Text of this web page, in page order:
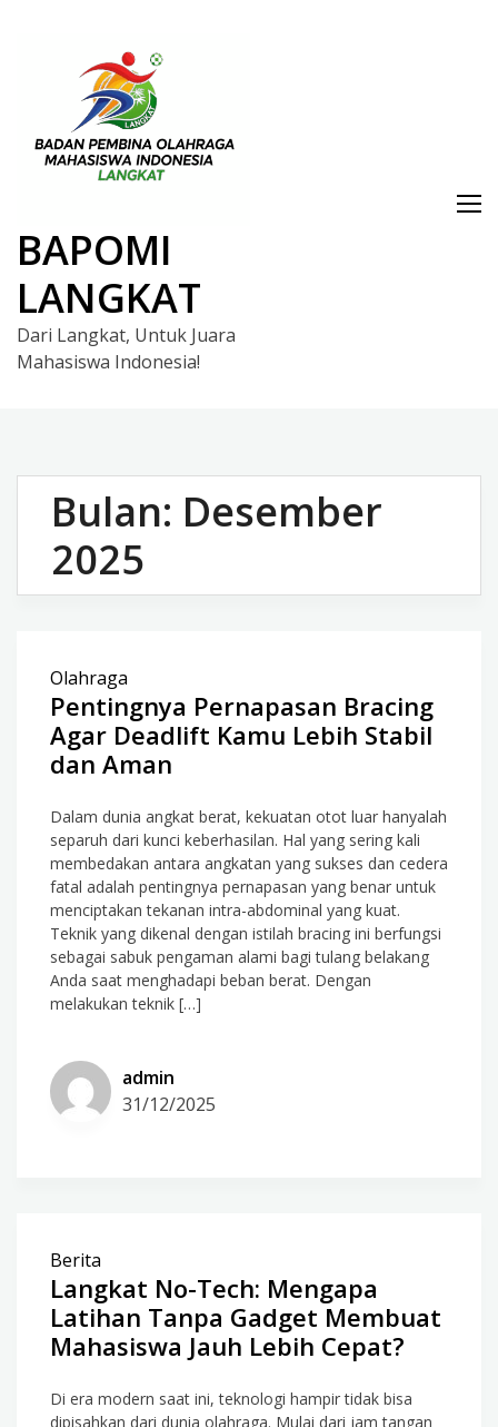
BAPOMI
LANGKAT
Dari Langkat, Untuk Juara
Mahasiswa Indonesia!
Bulan: Desember
2025
Olahraga
Pentingnya Pernapasan Bracing
Agar Deadlift Kamu Lebih Stabil
dan Aman
Dalam dunia angkat berat, kekuatan otot luar hanyalah
separuh dari kunci keberhasilan. Hal yang sering kali
membedakan antara angkatan yang sukses dan cedera
fatal adalah pentingnya pernapasan yang benar untuk
menciptakan tekanan intra-abdominal yang kuat.
Teknik yang dikenal dengan istilah bracing ini berfungsi
sebagai sabuk pengaman alami bagi tulang belakang
Anda saat menghadapi beban berat. Dengan
melakukan teknik […]
admin
31/12/2025
Berita
Langkat No-Tech: Mengapa
Latihan Tanpa Gadget Membuat
Mahasiswa Jauh Lebih Cepat?
Di era modern saat ini, teknologi hampir tidak bisa
dipisahkan dari dunia olahraga. Mulai dari jam tangan